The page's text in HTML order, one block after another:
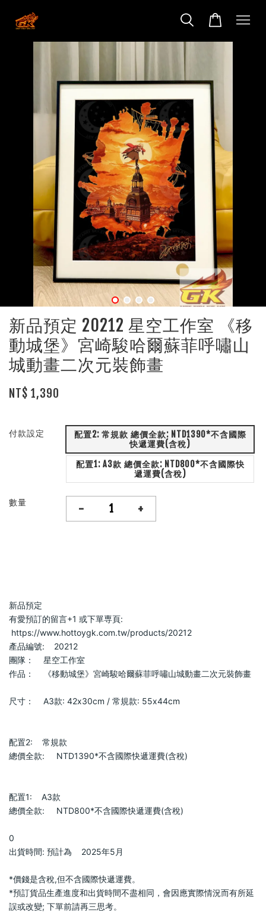
新品預定 20212 星空工作室 《移
動城堡》宮崎駿哈爾蘇菲呼嘯山
城動畫二次元裝飾畫
NT$ 1,390
付款設定
配置2: 常規款 總價全款: NTD1390*不含國際
快遞運費(含稅)
配置1: A3款 總價全款: NTD800*不含國際快
遞運費(含稅)
數量 - +
新品預定
有愛預訂的留言+1 或下單専頁:
https://www.hottoygk.com.tw/products/20212
產品編號:    20212
團隊：    星空工作室
作品：    《移動城堡》宮崎駿哈爾蘇菲呼嘯山城動畫二次元裝飾畫
尺寸：    A3款: 42x30cm / 常規款: 55x44cm
配置2:    常規款
總價全款:     NTD1390*不含國際快遞運費(含稅)
配置1:    A3款
總價全款:     NTD800*不含國際快遞運費(含稅)
0
出貨時間: 預計為    2025年5月
*價錢是含稅,但不含國際快遞運費。
*預訂貨品生產進度和出貨時間不盡相同，會因應實際情況而有所延
誤或改變; 下單前請再三思考。